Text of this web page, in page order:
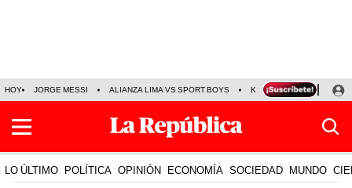
HOY JORGE MESSI ALIANZA LIMA VS SPORT BOYS KENJI FUJIMORI
LO ÚLTIMO POLÍTICA OPINIÓN ECONOMÍA SOCIEDAD MUNDO